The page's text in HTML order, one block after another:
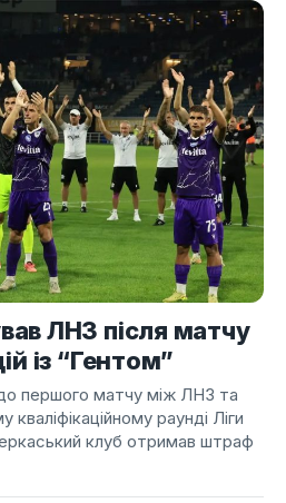
ЛНЗ після матчу
із “Гентом”
першого матчу між ЛНЗ та
раунді Ліги
клуб отримав штраф